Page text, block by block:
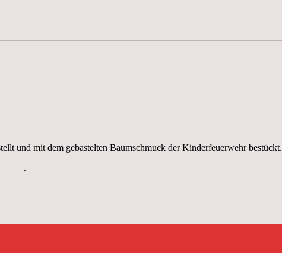
und mit dem gebastelten Baumschmuck der Kinderfeuerwehr bestückt.
.